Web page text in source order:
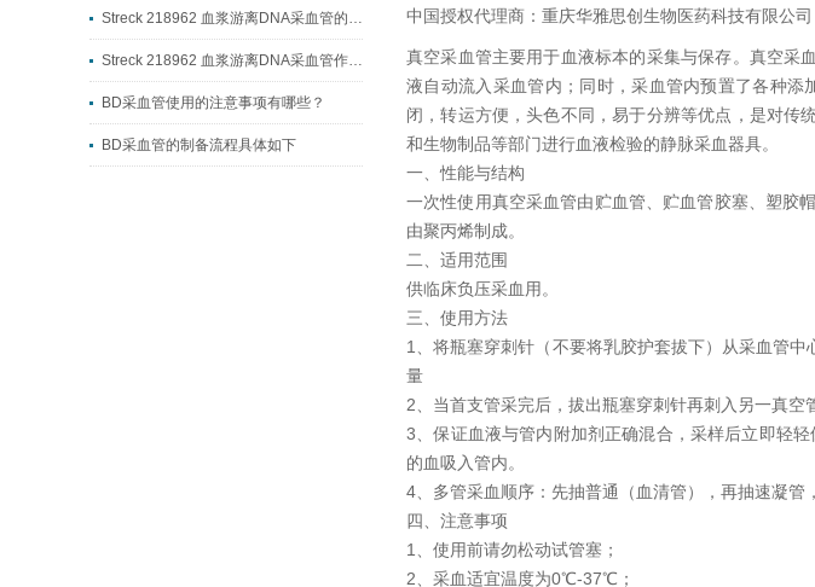
Streck 218962 血浆游离DNA采血管的制备工艺流程
Streck 218962 血浆游离DNA采血管作用详解
BD采血管使用的注意事项有哪些？
BD采血管的制备流程具体如下
中国授权代理商：重庆华雅思创生物医药科技有限公司
真空采血管主要用于血液标本的采集与保存。真空采
液自动流入采血管内；同时，采血管内预置了各种
闭，转运方便，头色不同，易于分辨等优点，是对传
和生物制品等部门进行血液检验的静脉采血器具。
一、性能与结构
一次性使用真空采血管由贮血管、贮血管胶塞、塑胶
由聚丙烯制成。
二、适用范围
供临床负压采血用。
三、使用方法
1、将瓶塞穿刺针（不要将乳胶护套拔下）从采血管
量
2、当首支管采完后，拔出瓶塞穿刺针再刺入另一真空
3、保证血液与管内附加剂正确混合，采样后立即轻
的血吸入管内。
4、多管采血顺序：先抽普通（血清管），再抽速凝管
四、注意事项
1、使用前请勿松动试管塞；
2、采血适宜温度为0℃-37℃；